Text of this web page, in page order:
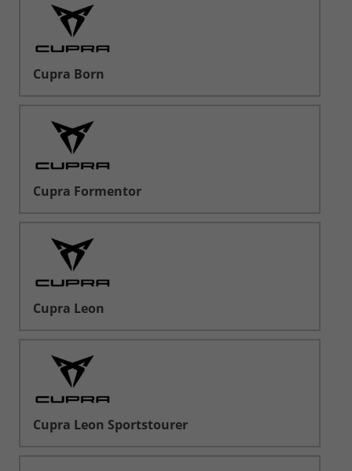
Cupra Born
Cupra Formentor
Cupra Leon
Cupra Leon Sportstourer